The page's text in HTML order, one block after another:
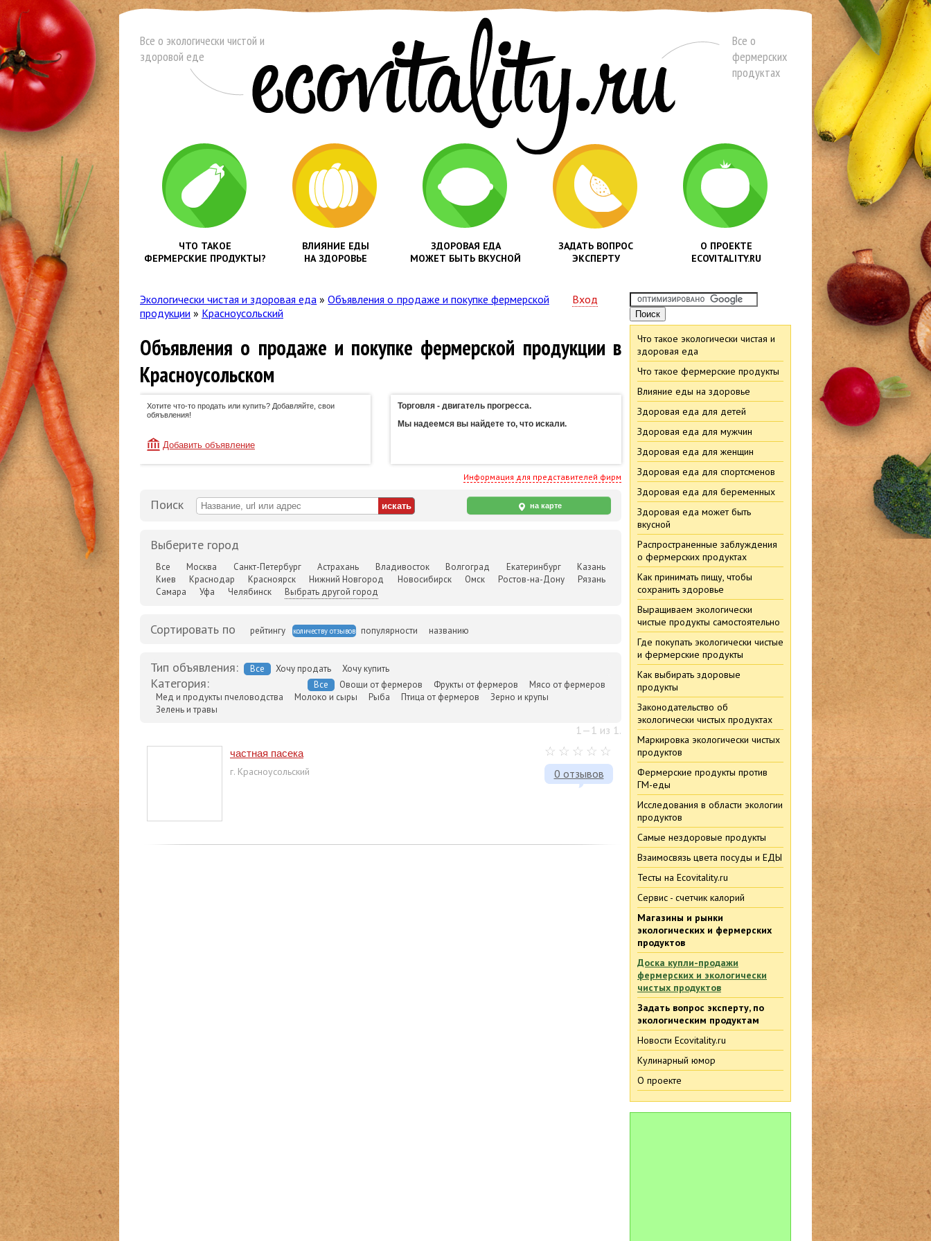
Все о экологически чистой и
здоровой еде
Все о
фермерских
продуктах
ЧТО ТАКОЕ
ФЕРМЕРСКИЕ ПРОДУКТЫ?
ВЛИЯНИЕ ЕДЫ
НА ЗДОРОВЬЕ
ЗДОРОВАЯ ЕДА
МОЖЕТ БЫТЬ ВКУСНОЙ
ЗАДАТЬ ВОПРОС
ЭКСПЕРТУ
О ПРОЕКТЕ
ECOVITALITY.RU
Экологически чистая и здоровая еда »Объявления о продаже и покупке фермерской
продукции » Красноусольский
Вход
Объявления о продаже и покупке фермерской продукции в
Красноусольском
Хотите что-то продать или купить? Добавляйте, свои
обяъвления!
Добавить объявление
Торговля - двигатель прогресса.
Мы надеемся вы найдете то, что искали.
Информация для представителей фирм
Поиск на карте
Выберите город
Все Москва Санкт-Петербург Астрахань Владивосток Волгоград Екатеринбург
Казань
Киев
Краснодар Красноярск Нижний Новгород Новосибирск Омск Ростов-на-Дону
Рязань
Самара
Уфа Челябинск Выбрать другой город
Сортировать по рейтингу количеству отзывов популярности названию
Тип объявления: Все Хочу продать Хочу купить
Категория: Все Овощи от фермеров Фрукты от фермеров
Мясо от фермеров
Мед и продукты пчеловодства
Молоко и сыры Рыба Птица от фермеров
Зерно и крупы
Зелень и травы
1—1 из 1.
0 отзывов
частная пасека
г. Красноусольский
Что такое экологически чистая и
здоровая еда
Что такое фермерские продукты
Влияние еды на здоровье
Здоровая еда для детей
Здоровая еда для мужчин
Здоровая еда для женщин
Здоровая еда для спортсменов
Здоровая еда для беременных
Здоровая еда может быть
вкусной
Распространенные заблуждения
о фермерских продуктах
Как принимать пищу, чтобы
сохранить здоровье
Выращиваем экологически
чистые продукты самостоятельно
Где покупать экологически чистые
и фермерские продукты
Как выбирать здоровые
продукты
Законодательство об
экологически чистых продуктах
Маркировка экологически чистых
продуктов
Фермерские продукты против
ГМ-еды
Исследования в области экологии
продуктов
Самые нездоровые продукты
Взаимосвязь цвета посуды и ЕДЫ
Тесты на Ecovitality.ru
Сервис - счетчик калорий
Магазины и рынки
экологических и фермерских
продуктов
Доска купли-продажи
фермерских и экологически
чистых продуктов
Задать вопрос эксперту, по
экологическим продуктам
Новости Ecovitality.ru
Кулинарный юмор
О проекте